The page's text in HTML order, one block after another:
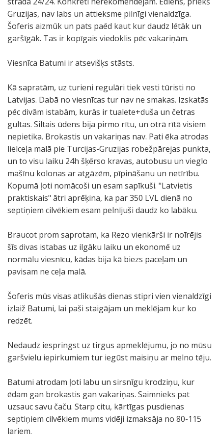
Gruzijas, nav labs un attieksme pilnīgi vienaldzīga.
Šoferis aizmūk un pats paēd kaut kur daudz lētāk un
garšīgāk. Tas ir kopīgais viedoklis pēc vakariņām.
Viesnīca Batumi ir atsevišķs stāsts.
Kā sapratām, uz turieni regulāri tiek vesti tūristi no
Latvijas. Dabā no viesnīcas tur nav ne smakas. Izskatās
pēc divām istabām, kurās ir tualete+duša un četras
gultas. Siltais ūdens bija pirmo rītu, un otrā rītā visiem
nepietika. Brokastis un vakariņas nav. Pati ēka atrodas
lielceļa malā pie Turcijas-Gruzijas robežpārejas punkta,
un to visu laiku 24h šķērso kravas, autobusu un vieglo
mašīnu kolonas ar atgāzēm, pīpināšanu un netīrību.
Kopumā ļoti nomācoši un esam sapīkuši. "Latvietis
praktiskais" ātri aprēķina, ka par 350 LVL dienā no
septiņiem cilvēkiem esam pelnījuši daudz ko labāku.
Braucot prom saprotam, ka Rezo vienkārši ir noīrējis
šīs divas istabas uz ilgāku laiku un ekonomē uz
normālu viesnīcu, kādas bija kā biezs paceļam un
pavisam ne ceļa malā.
Šoferis mūs visas atlikušās dienas stipri vien vienaldzīgi
izlaiž Batumi, lai paši staigājam un meklējam kur ko
redzēt.
Nedaudz iespringst uz tirgus apmeklējumu, jo no mūsu
garšvielu iepirkumiem tur iegūst maisiņu ar melno tēju.
Batumi atrodam ļoti labu un sirsnīgu krodziņu, kur
ēdam gan brokastis gan vakariņas. Saimnieks pat
uzsauc savu čaču. Starp citu, kārtīgas pusdienas
septiņiem cilvēkiem mums vidēji izmaksāja no 80-115
lariem.